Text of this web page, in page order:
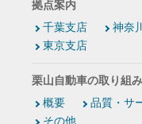
拠点案内
千葉支店
神奈
東京支店
栗山自動車の取り組み
概要
品質・サ
その他